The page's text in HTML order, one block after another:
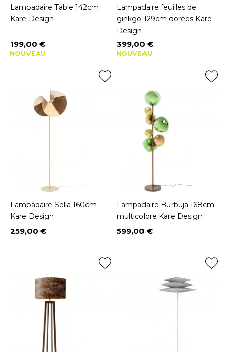
Lampadaire Table 142cm
Kare Design
Prix
199,00 €
NOUVEAU
Lampadaire feuilles de
ginkgo 129cm dorées Kare
Design
Prix
399,00 €
NOUVEAU
Lampadaire Sella 160cm
Kare Design
Prix
259,00 €
Lampadaire Burbuja 168cm
multicolore Kare Design
Prix
599,00 €